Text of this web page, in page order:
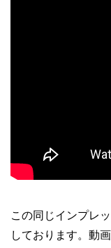
この同じインプレ
しております。動